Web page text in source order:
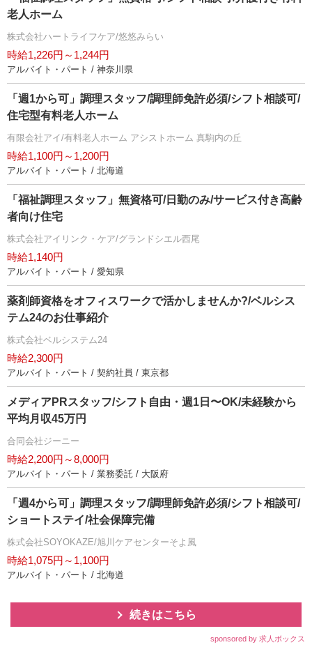
老人ホーム
株式会社ハートライフケア/悠悠みらい
時給1,226円～1,244円
アルバイト・パート / 神奈川県
「週1から可」調理スタッフ/調理師免許必須/シフト相談可/
住宅型有料老人ホーム
有限会社アイ/有料老人ホーム アシストホーム 真駒内の丘
時給1,100円～1,200円
アルバイト・パート / 北海道
「福祉調理スタッフ」無資格可/日勤のみ/サービス付き高齢
者向け住宅
株式会社アイリンク・ケア/グランドシエル西尾
時給1,140円
アルバイト・パート / 愛知県
薬剤師資格をオフィスワークで活かしませんか?/ベルシス
テム24のお仕事紹介
株式会社ベルシステム24
時給2,300円
アルバイト・パート / 契約社員 / 東京都
メディアPRスタッフ/シフト自由・週1日〜OK/未経験から
平均月収45万円
合同会社ジーニー
時給2,200円～8,000円
アルバイト・パート / 業務委託 / 大阪府
「週4から可」調理スタッフ/調理師免許必須/シフト相談可/
ショートステイ/社会保障完備
株式会社SOYOKAZE/旭川ケアセンターそよ風
時給1,075円～1,100円
アルバイト・パート / 北海道
続きはこちら
sponsored by 求人ボックス